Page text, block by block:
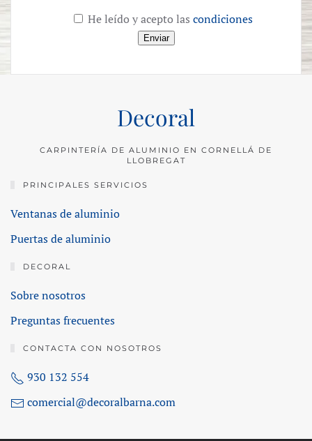
He leído y acepto las condiciones
Decoral
CARPINTERÍA DE ALUMINIO EN CORNELLÁ DE
LLOBREGAT
PRINCIPALES SERVICIOS
Ventanas de aluminio
Puertas de aluminio
DECORAL
Sobre nosotros
Preguntas frecuentes
CONTACTA CON NOSOTROS
930 132 554
comercial@decoralbarna.com